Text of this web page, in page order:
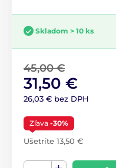
Skladom > 10 ks
45,00 €
31,50 €
26,03 € bez DPH
Zľava -30%
Ušetríte 13,50 €